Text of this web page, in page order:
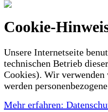
Cookie-
Unsere Internetseite
technischen Betrieb
Cookies). Wir
werden
Mehr erfahren: